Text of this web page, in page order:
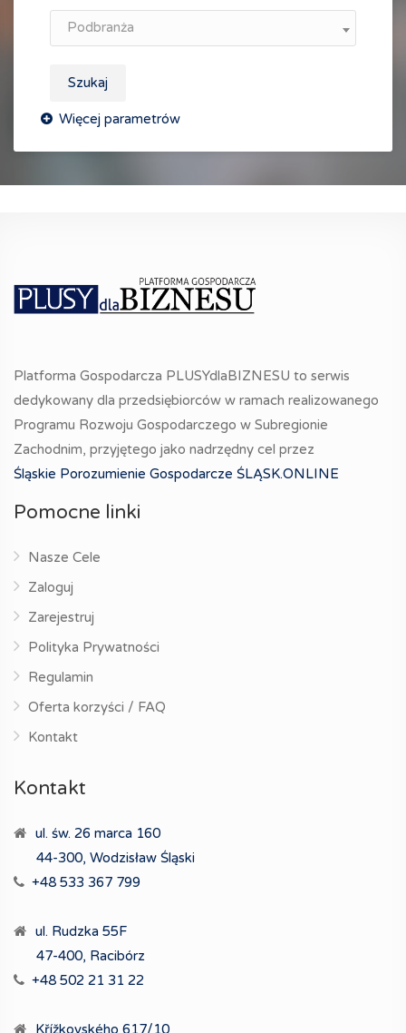
Podbranża
Szukaj
Platforma Gospodarcza PLUSYdlaBIZNESU to serwis
dedykowany dla przedsiębiorców w ramach realizowanego
Programu Rozwoju Gospodarczego w Subregionie
Zachodnim, przyjętego jako nadrzędny cel przez
Śląskie Porozumienie Gospodarcze ŚLĄSK.ONLINE
Pomocne linki
Nasze Cele
Zaloguj
Zarejestruj
Polityka Prywatności
Regulamin
Oferta korzyści / FAQ
Kontakt
Kontakt
ul. św. 26 marca 160
44-300, Wodzisław Śląski
+48 533 367 799
ul. Rudzka 55F
47-400, Racibórz
+48 502 21 31 22
Křížkovského 617/10